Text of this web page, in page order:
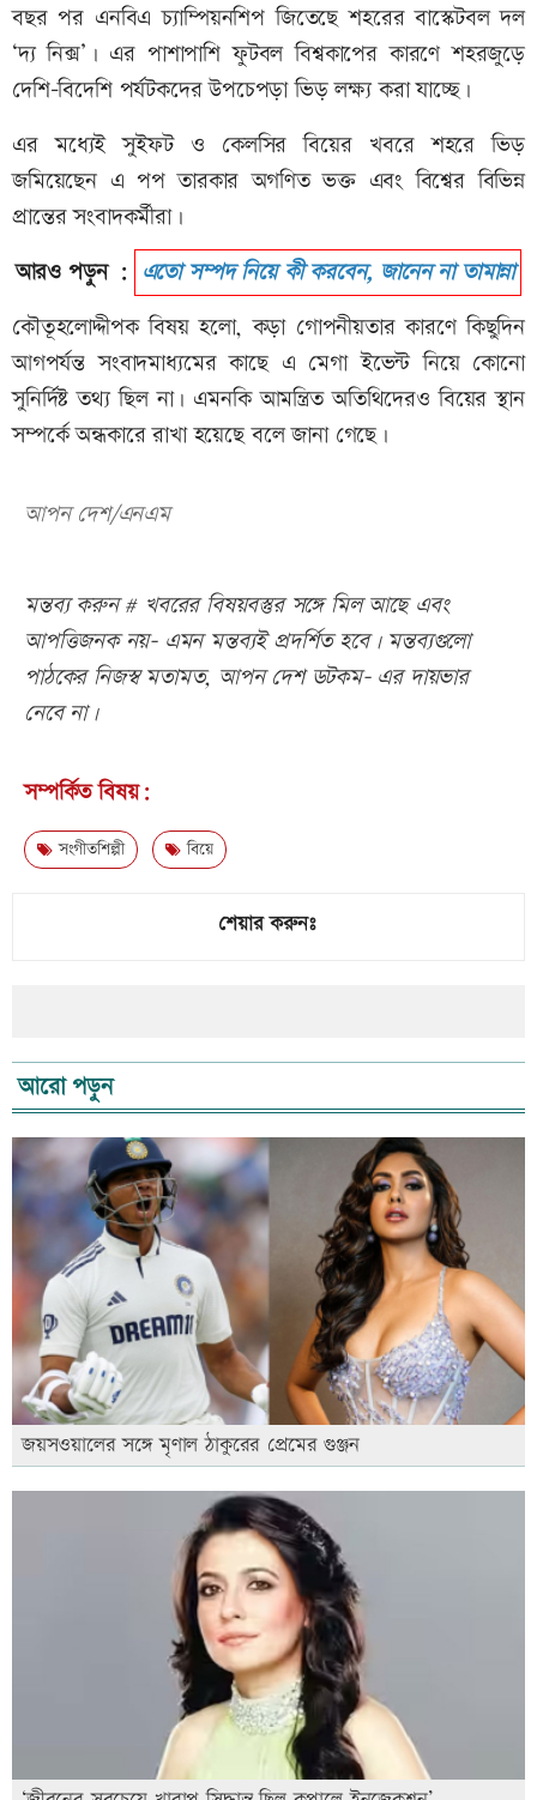
বছর পর এনবিএ চ্যাম্পিয়নশিপ জিতেছে শহরের বাস্কেটবল দল
‘দ্য নিক্স’। এর পাশাপাশি ফুটবল বিশ্বকাপের কারণে শহরজুড়ে
দেশি-বিদেশি পর্যটকদের উপচেপড়া ভিড় লক্ষ্য করা যাচ্ছে।
এর মধ্যেই সুইফট ও কেলসির বিয়ের খবরে শহরে ভিড়
জমিয়েছেন এ পপ তারকার অগণিত ভক্ত এবং বিশ্বের বিভিন্ন
প্রান্তের সংবাদকর্মীরা।
আরও পড়ুন : এতো সম্পদ নিয়ে কী করবেন, জানেন না তামান্না
কৌতূহলোদ্দীপক বিষয় হলো, কড়া গোপনীয়তার কারণে কিছুদিন
আগপর্যন্ত সংবাদমাধ্যমের কাছে এ মেগা ইভেন্ট নিয়ে কোনো
সুনির্দিষ্ট তথ্য ছিল না। এমনকি আমন্ত্রিত অতিথিদেরও বিয়ের স্থান
সম্পর্কে অন্ধকারে রাখা হয়েছে বলে জানা গেছে।
আপন দেশ/এনএম
মন্তব্য করুন # খবরের বিষয়বস্তুর সঙ্গে মিল আছে এবং
আপত্তিজনক নয়- এমন মন্তব্যই প্রদর্শিত হবে। মন্তব্যগুলো
পাঠকের নিজস্ব মতামত, আপন দেশ ডটকম- এর দায়ভার
নেবে না।
সম্পর্কিত বিষয়:
সংগীতশিল্পী বিয়ে
শেয়ার করুনঃ
আরো পড়ুন
জয়সওয়ালের সঙ্গে মৃণাল ঠাকুরের প্রেমের গুঞ্জন